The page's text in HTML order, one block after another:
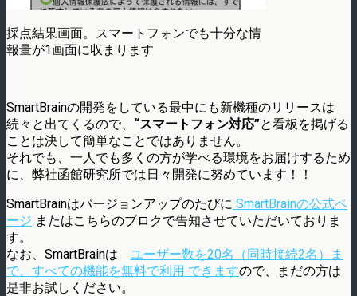
採点結果画面。スマートフォンでも十分な情
報量が1画面に収まります
SmartBrainの開発をしている最中にも新機種のリリースは
続々と出てくるので、 “スマートフォン対応”と看板を掲げる
ことは決して簡単なことではありません。
それでも、一人でも多くの方が学べる環境をお届けするため
に、弊社函館研究所では日々開発に努めています！！
SmartBrainはバージョンアップのたびに SmartBrainの公式ペ
ージ またはこちらのブロクで告知させていただいておりま
す。
なお、SmartBrainは ユーザー数を20名（同時接続2名）ま
で、すべての機能を無料で利用 できますので、まだの方は
是非お試しください。